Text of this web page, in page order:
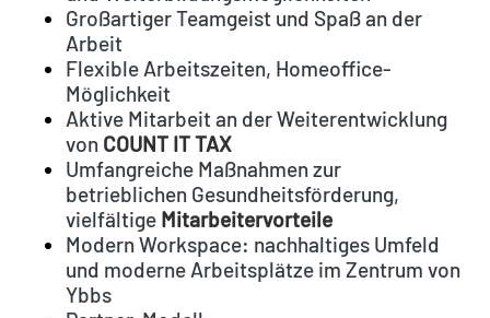
Großartiger Teamgeist und Spaß an der
Arbeit
Flexible Arbeitszeiten, Homeoffice-
Möglichkeit
Aktive Mitarbeit an der Weiterentwicklung
von COUNT IT TAX
Umfangreiche Maßnahmen zur
betrieblichen Gesundheitsförderung,
vielfältige Mitarbeitervorteile
Modern Workspace: nachhaltiges Umfeld
und moderne Arbeitsplätze im Zentrum von
Ybbs